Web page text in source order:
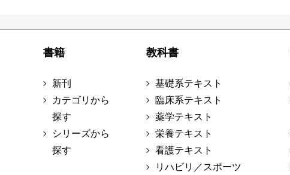
書籍
新刊
カテゴリから
探す
シリーズから
探す
教科書
基礎系テキスト
臨床系テキスト
薬学テキスト
栄養テキスト
看護テキスト
リハビリ／スポーツ